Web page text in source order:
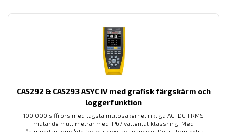
CA5292 & CA5293 ASYC IV med grafisk färgskärm och
loggerfunktion
100 000 siffrors med lägsta mätosäkerhet riktiga AC+DC TRMS
mätande multimetrar med IP67 vattentät klassning. Med